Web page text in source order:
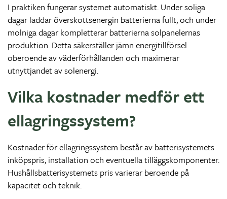
I praktiken fungerar systemet automatiskt. Under soliga
dagar laddar överskottsenergin batterierna fullt, och under
molniga dagar kompletterar batterierna solpanelernas
produktion. Detta säkerställer jämn energitillförsel
oberoende av väderförhållanden och maximerar
utnyttjandet av solenergi.
Vilka kostnader medför ett
ellagringssystem?
Kostnader för ellagringssystem består av batterisystemets
inköpspris, installation och eventuella tilläggskomponenter.
Hushållsbatterisystemets pris varierar beroende på
kapacitet och teknik.